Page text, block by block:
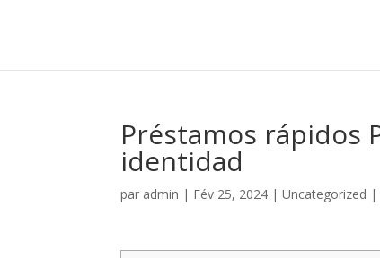
Préstamos rápidos
identidad
par admin | Fév 25, 2024 |Uncategorized |